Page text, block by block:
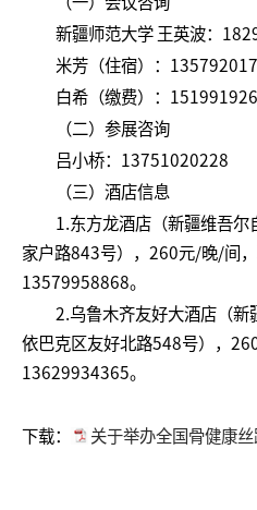
（一）会议咨询
新疆师范大学 王英波：
米芳（住宿）：
白希（缴费）：
（二）参展咨询
吕小桥：13751020228
（三）酒店信息
1.东方龙酒店（新疆维吾尔
家户路843号），260元/晚/间，
13579958868。
2.乌鲁木齐友好大酒店（新
依巴克区友好北路548号），
13629934365。
下载：
关于举办全国骨健康